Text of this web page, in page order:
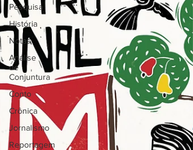
Pesquisa
História
Notas
Análise
de
Conjuntura
Conto
Crônica
Jornalismo
Reportagem